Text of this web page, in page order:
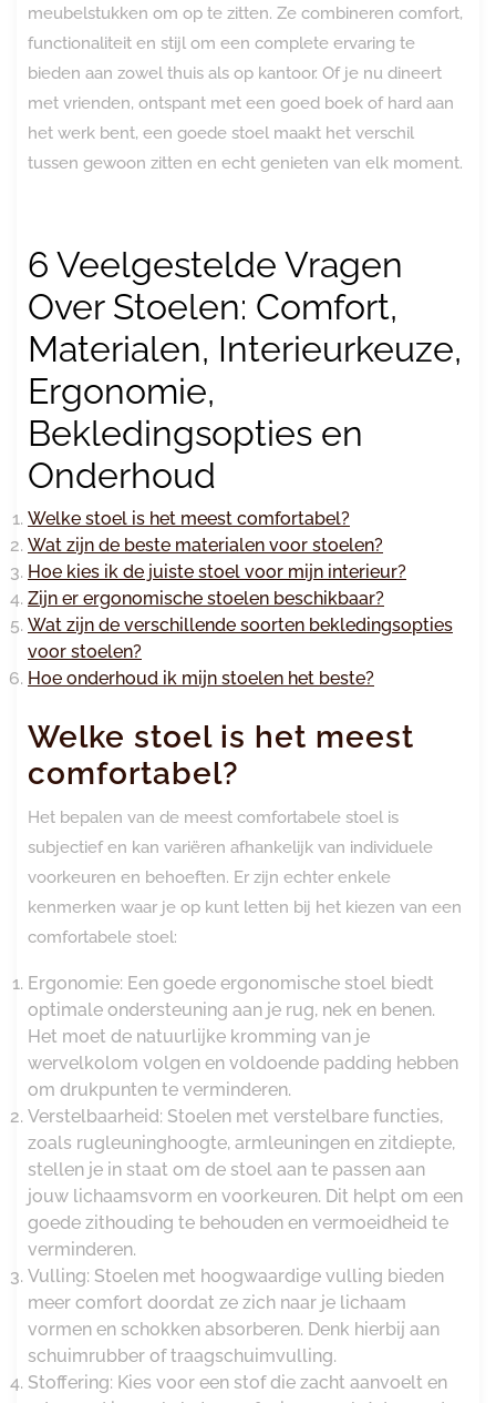
meubelstukken om op te zitten. Ze combineren comfort,
functionaliteit en stijl om een complete ervaring te
bieden aan zowel thuis als op kantoor. Of je nu dineert
met vrienden, ontspant met een goed boek of hard aan
het werk bent, een goede stoel maakt het verschil
tussen gewoon zitten en echt genieten van elk moment.
6 Veelgestelde Vragen
Over Stoelen: Comfort,
Materialen, Interieurkeuze,
Ergonomie,
Bekledingsopties en
Onderhoud
Welke stoel is het meest comfortabel?
Wat zijn de beste materialen voor stoelen?
Hoe kies ik de juiste stoel voor mijn interieur?
Zijn er ergonomische stoelen beschikbaar?
Wat zijn de verschillende soorten bekledingsopties
voor stoelen?
Hoe onderhoud ik mijn stoelen het beste?
Welke stoel is het meest
comfortabel?
Het bepalen van de meest comfortabele stoel is
subjectief en kan variëren afhankelijk van individuele
voorkeuren en behoeften. Er zijn echter enkele
kenmerken waar je op kunt letten bij het kiezen van een
comfortabele stoel:
Ergonomie: Een goede ergonomische stoel biedt
optimale ondersteuning aan je rug, nek en benen.
Het moet de natuurlijke kromming van je
wervelkolom volgen en voldoende padding hebben
om drukpunten te verminderen.
Verstelbaarheid: Stoelen met verstelbare functies,
zoals rugleuninghoogte, armleuningen en zitdiepte,
stellen je in staat om de stoel aan te passen aan
jouw lichaamsvorm en voorkeuren. Dit helpt om een
goede zithouding te behouden en vermoeidheid te
verminderen.
Vulling: Stoelen met hoogwaardige vulling bieden
meer comfort doordat ze zich naar je lichaam
vormen en schokken absorberen. Denk hierbij aan
schuimrubber of traagschuimvulling.
Stoffering: Kies voor een stof die zacht aanvoelt en